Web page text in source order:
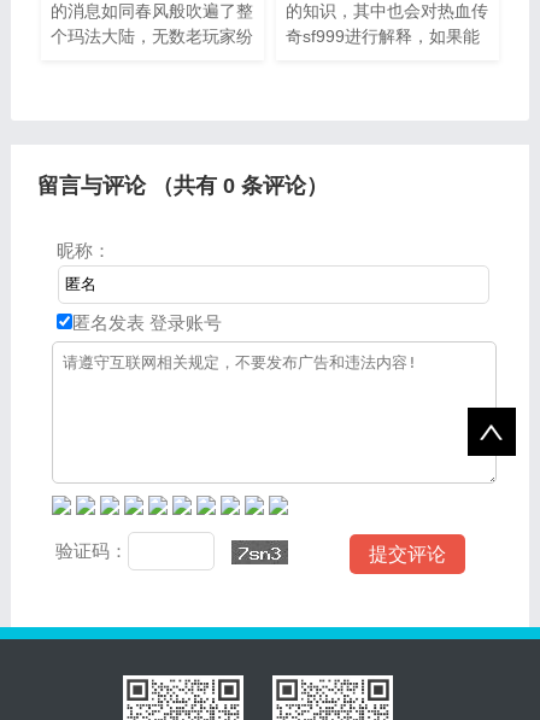
的消息如同春风般吹遍了整
个玛法大陆，无数老玩家纷
的知识，其中也会对热血传
奇sf999进行解释，如果能
留言与评论 （共有 0条评论）
昵称：
匿名发表 登录账号
验证码：